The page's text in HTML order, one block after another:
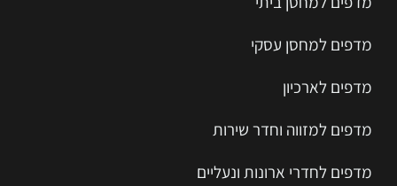
מדפים למחסן עסקי
מדפים לארכיון
מדפים למזווה וחדר שירות
מדפים לחדרי ארונות ונעליים